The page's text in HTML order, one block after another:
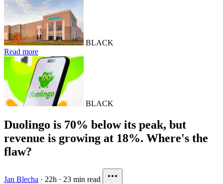
BLACK
Read more
BLACK
Duolingo is 70% below its peak, but
revenue is growing at 18%. Where's the
flaw?
Jan Blecha · 22h · 23 min read